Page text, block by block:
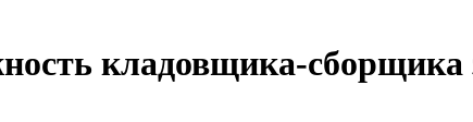
кладовщика-сборщика